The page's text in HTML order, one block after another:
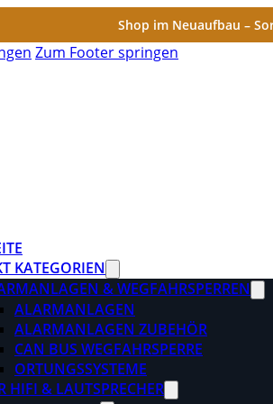
Shop im Neuaufbau –
Zum Footer springen
KATEGORIEN
& WEGFAHRSPERREN
ALARMANLAGEN
ALARMANLAGEN ZUBEHÖR
CAN BUS WEGFAHRSPERRE
ORTUNGSSYSTEME
HIFI & LAUTSPRECHER